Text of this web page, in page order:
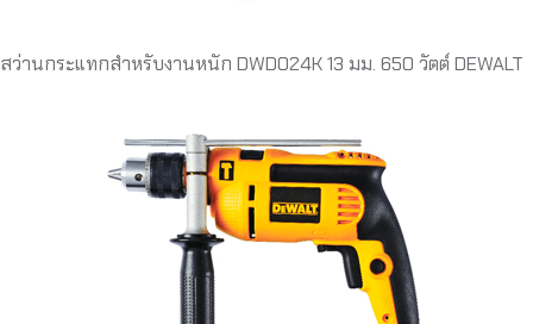
สว่านกระแทกสำหรับงานหนัก DWD024K 13 มม. 650 วัตต์ DEWALT